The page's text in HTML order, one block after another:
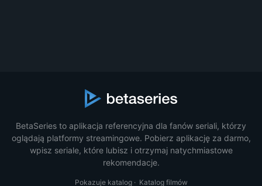
BetaSeries to aplikacja referencyjna dla fanów seriali, którzy
oglądają platformy streamingowe. Pobierz aplikację za darmo,
wpisz seriale, które lubisz i otrzymaj natychmiastowe
rekomendacje.
Pokazuje katalog· Katalog filmów